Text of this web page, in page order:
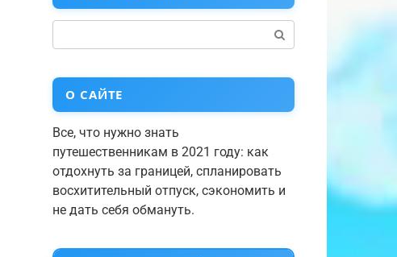
О САЙТЕ
Все, что нужно знать
путешественникам в 2021 году: как
отдохнуть за границей, спланировать
восхитительный отпуск, сэкономить и
не дать себя обмануть.